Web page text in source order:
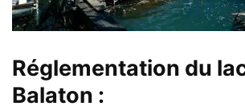
Réglementation du
Balaton :